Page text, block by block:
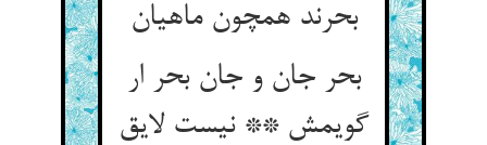
بحرند همچون ماهیان‏
بحر جان و جان بحر ار
گویمش ** نیست لایق